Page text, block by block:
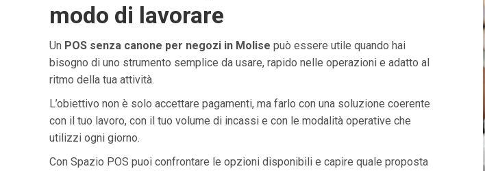
modo di lavorare
Un POS senza canone per negozi in Molise può essere utile quando hai
bisogno di uno strumento semplice da usare, rapido nelle operazioni e adatto al
ritmo della tua attività.
L’obiettivo non è solo accettare pagamenti, ma farlo con una soluzione coerente
con il tuo lavoro, con il tuo volume di incassi e con le modalità operative che
utilizzi ogni giorno.
Con Spazio POS puoi confrontare le opzioni disponibili e capire quale proposta